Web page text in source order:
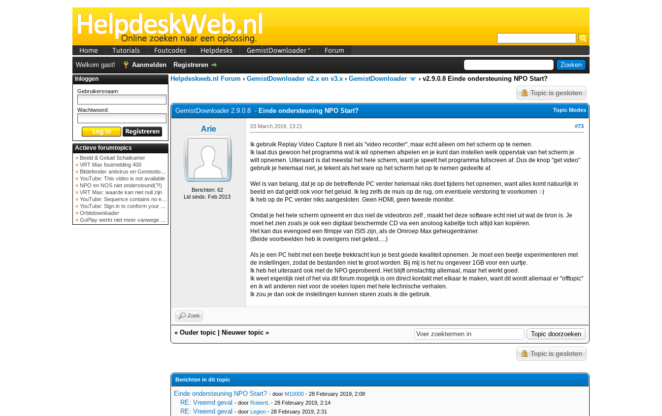
Home Tutorials Foutcodes Helpdesks GemistDownloader* Forum
Welkom gast! Aanmelden Registreren
Inloggen
Gebruikersnaam:
Wachtwoord:
Actieve forumtopics
» Beeld & Geluid Schatkamer
» VRT Max foutmelding 400
» Bitdefender antivirus en Gemistdowloader
» YouTube: This video is not available
» NPO en NOS niet ondersteund(?!)
» VRT Max: waarde kan niet null zijn
» YouTube: Sequence contains no elements
» YouTube: Sign in to conform your not a bot
» Orbitdownloader
» GoPlay werkt niet meer vanwege nieuwe webadres
Helpdeskweb.nl Forum › GemistDownloader v2.x en v3.x › GemistDownloader › v2.9.0.8 Einde ondersteuning NPO Start?
Topic is gesloten
Topic Modes
GemistDownloader 2.9.0.8 - Einde ondersteuning NPO Start?
Arie
Berichten: 62
Lid sinds: Feb 2013
#73
03 March 2019, 13:21
Ik gebruik Replay Video Capture 8 niet als "video recorder", maar echt alleen om het scherm op te nemen.
Ik laat dus gewoon het programma wat ik wil opnemen afspelen en je kunt dan instellen welk oppervlak van het scherm je
wilt opnemen. Uiteraard is dat meestal het hele scherm, want je speelt het programma fullscreen af. Dus de knop "get video"
gebruik je helemaal niet, je tekent als het ware op het scherm het op te nemen gedeelte af.
Wel is van belang, dat je op de betreffende PC verder helemaal niks doet tijdens het opnemen, want alles komt natuurlijk in
beeld en dat geldt ook voor het geluid. Ik leg zelfs de muis op de rug, om eventuele verstoring te voorkomen :-)
Ik heb op de PC verder niks aangesloten. Geen HDMI, geen tweede monitor.
Omdat je het hele scherm opneemt en dus niet de videobron zelf , maakt het deze software echt niet uit wat de bron is. Je
moet het zien zoals je ook een digitaal beschermde CD via een anoloog kabeltje toch altijd kan kopiëren.
Het kan dus evengoed een filmpje van ISIS zijn, als de Omroep Max geheugentrainer.
(Beide voorbeelden heb ik overigens niet getest.....)
Als je een PC hebt met een beetje trekkracht kun je best goede kwaliteit opnemen. Je moet een beetje experimenteren met
de instellingen, zodat de bestanden niet te groot worden. Bij mij is het nu ongeveer 1GB voor een uurtje.
Ik heb het uiteraard ook met de NPO geprobeerd. Het blijft omslachtig allemaal, maar het werkt goed.
Ik weet eigenlijk niet of het via dit forum mogelijk is om direct kontakt met elkaar te maken, want dit wordt allemaal er "offtopic"
en ik wil anderen niet voor de voeten lopen met hele technische verhalen.
Ik zou je dan ook de instellingen kunnen sturen zoals ik die gebruik.
Zoek
« Ouder topic Nieuwer topic »
Topic is gesloten
Berichten in dit topic
Einde ondersteuning NPO Start? - door M10000 - 28 February 2019, 2:08
RE: Vreemd geval - door RobertL - 28 February 2019, 2:14
RE: Vreemd geval - door Legion - 28 February 2019, 2:31